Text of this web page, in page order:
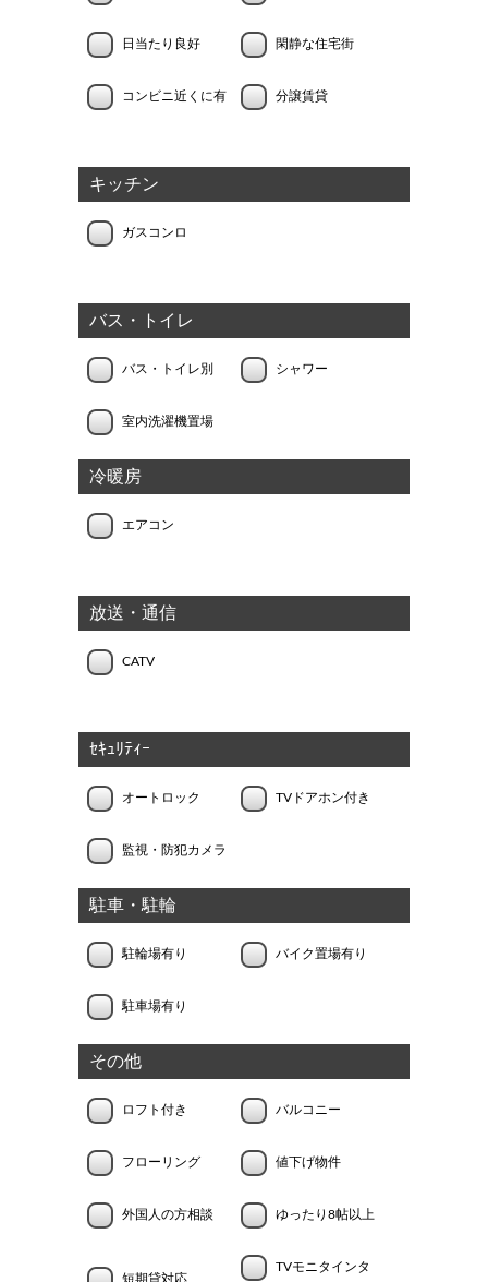
日当たり良好 閑静な住宅街
コンビニ近くに有 分譲賃貸
キッチン
ガスコンロ
バス・トイレ
バス・トイレ別 シャワー
室内洗濯機置場
冷暖房
エアコン
放送・通信
CATV
ｾｷｭﾘﾃｨｰ
オートロック TVドアホン付き
監視・防犯カメラ
駐車・駐輪
駐輪場有り バイク置場有り
駐車場有り
その他
ロフト付き バルコニー
フローリング 値下げ物件
外国人の方相談 ゆったり8帖以上
短期貸対応
TVモニタインタ